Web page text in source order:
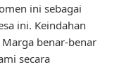
ini sebagai
ini. Keindahan
benar-benar
secara